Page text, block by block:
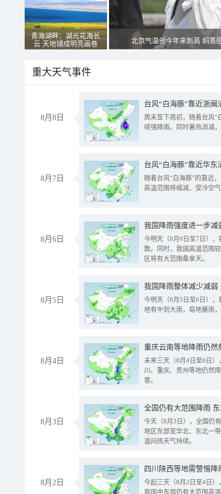
青海湖畔：湖光花海长
云 天地铺成明亮画卷
北京气温创今年来新高 焖蒸
重大天气事件
8月8日
台风“白海豚”靠近浙
周末至下周初，随着台风“
续强降雨。同时暑热消减
8月7日
台风“白海豚”靠近华
随着台风“白海豚”的靠近
高温范围将缩减，受冷空
8月6日
今明天（8月6日至7日）
散。同时，我国高温范围
区将有大范围桑拿天。
8月5日
我国降雨整体减少减弱
今明天（8月5日至6日）
地有中到大雨，局地暴雨
8月4日
重庆云南等地降雨仍然
未来三天（8月4日至6日
川、重庆、贵州等地仍然
害。
8月3日
全国仍有大范围降雨
今天（8月3日），全国仍
地区东部至华北、东北一
温闷热天气持续。
8月2日
今起三天（8月2日至4日
我国中东部仍有大范围高